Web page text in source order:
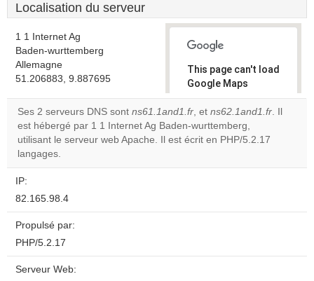
Localisation du serveur
1 1 Internet Ag
Baden-wurttemberg
Allemagne
51.206883, 9.887695
This page can't load
Google Maps
correctly.
Do you
own this
OK
Ses 2 serveurs DNS sont ns61.1and1.fr, et ns62.1and1.fr. Il
est hébergé par 1 1 Internet Ag Baden-wurttemberg,
utilisant le serveur web Apache. Il est écrit en PHP/5.2.17
langages.
IP:
82.165.98.4
Propulsé par:
PHP/5.2.17
Serveur Web: